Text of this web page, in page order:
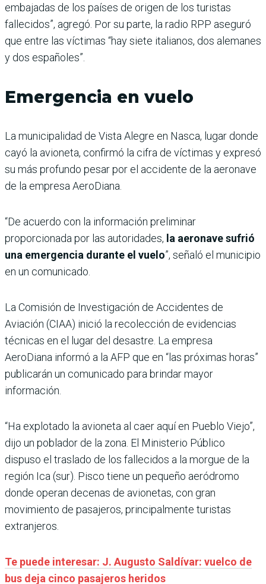
embajadas de los países de origen de los turistas
fallecidos”, agregó. Por su parte, la radio RPP aseguró
que entre las víctimas “hay siete italianos, dos alemanes
y dos españoles”.
Emergencia en vuelo
La municipalidad de Vista Alegre en Nasca, lugar donde
cayó la avioneta, confirmó la cifra de víctimas y expresó
su más profundo pesar por el accidente de la aeronave
de la empresa AeroDiana.
“De acuerdo con la información preliminar
proporcionada por las autoridades, la aeronave sufrió
una emergencia durante el vuelo”, señaló el municipio
en un comunicado.
La Comisión de Investigación de Accidentes de
Aviación (CIAA) inició la recolección de evidencias
técnicas en el lugar del desastre. La empresa
AeroDiana informó a la AFP que en “las próximas horas”
publicarán un comunicado para brindar mayor
información.
“Ha explotado la avioneta al caer aquí en Pueblo Viejo”,
dijo un poblador de la zona. El Ministerio Público
dispuso el traslado de los fallecidos a la morgue de la
región Ica (sur). Pisco tiene un pequeño aeródromo
donde operan decenas de avionetas, con gran
movimiento de pasajeros, principalmente turistas
extranjeros.
Te puede interesar: J. Augusto Saldívar: vuelco de
bus deja cinco pasajeros heridos